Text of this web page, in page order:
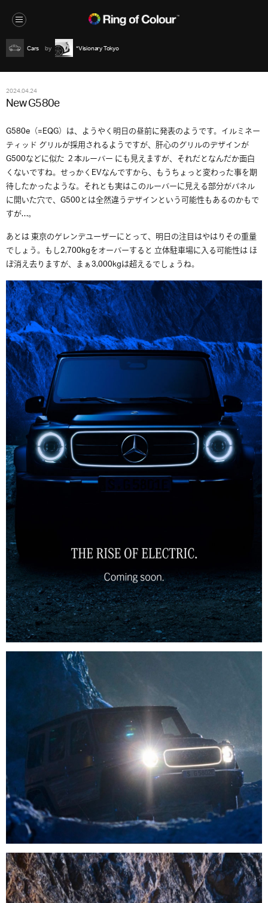
Cars *Visionary Tokyo
2024.04.24
New G580e
G580e（=EQG）は、ようやく明日の昼前に発表のようです。イルミネー
ティッド グリルが採用されるようですが、肝心のグリルのデザインが
G500などに似た ２本ルーバー にも見えますが、それだとなんだか面白
くないですね。せっかくEVなんですから、もうちょっと変わった事を期
待したかったような。それとも実はこのルーバーに見える部分がパネル
に開いた穴で、G500とは全然違うデザインという可能性もあるのかもで
すが…。
あとは 東京のゲレンデユーザーにとって、明日の注目はやはりその重量
でしょう。もし2,700kgをオーバーすると 立体駐車場に入る可能性は ほ
ぼ消え去りますが、まぁ3,000kgは超えるでしょうね。